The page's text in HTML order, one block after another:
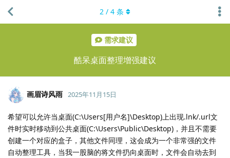
需求建议
酷呆桌面整理增强建议
2 / 4 条
画眉诗风雨 2025年11月15日
希望可以允许当桌面(C:\Users[用户名]\Desktop)上出现.lnk/.url文
件时实时移动到公共桌面(C:\Users\Public\Desktop)，并且不需要
创建一个对应的盒子，其他文件同理，这会成为一个非常强的文件
自动整理工具，当我一股脑的将文件扔向桌面时，文件会自动去到